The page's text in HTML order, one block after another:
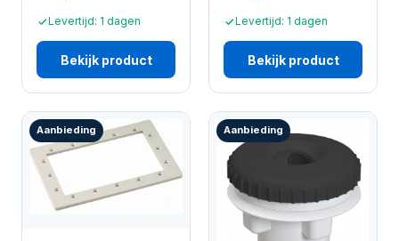
Levertijd: 1 dagen
Bekijk product
Levertijd: 1 dagen
Bekijk product
Aanbieding Aanbieding